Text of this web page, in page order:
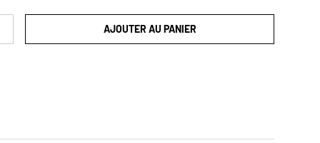
AJOUTER AU PANIER